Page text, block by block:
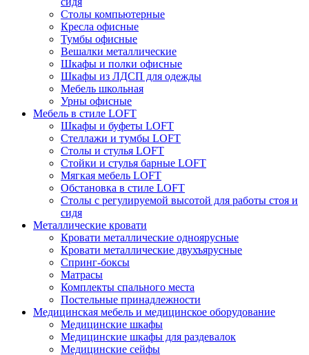
Столы компьютерные
Кресла офисные
Тумбы офисные
Вешалки металлические
Шкафы и полки офисные
Шкафы из ЛДСП для одежды
Мебель школьная
Урны офисные
Мебель в стиле LOFT
Шкафы и буфеты LOFT
Стеллажи и тумбы LOFT
Столы и стулья LOFT
Стойки и стулья барные LOFT
Мягкая мебель LOFT
Обстановка в стиле LOFT
Столы с регулируемой высотой для работы стоя и
сидя
Металлические кровати
Кровати металлические одноярусные
Кровати металлические двухъярусные
Спринг-боксы
Матрасы
Комплекты спального места
Постельные принадлежности
Медицинская мебель и медицинское оборудование
Медицинские шкафы
Медицинские шкафы для раздевалок
Медицинские сейфы